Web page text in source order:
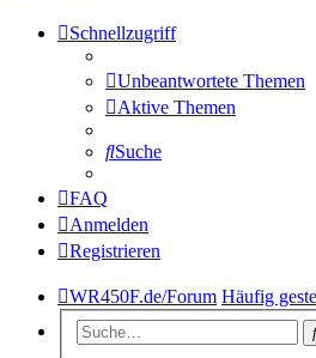
Schnellzugriff
Unbeantwortete Themen
Aktive Themen
Suche
FAQ
Anmelden
Registrieren
WR450F.de/Forum Häufig